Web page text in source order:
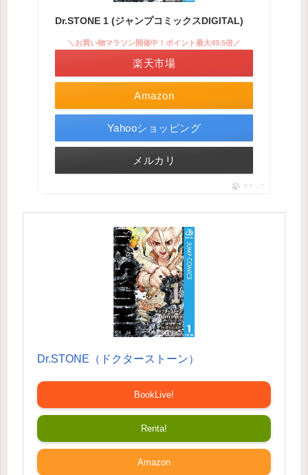
Dr.STONE 1 (ジャンプコミックスDIGITAL)
Amazon
＼お買い物マラソン開催中！ポイント最大49.5倍／
楽天市場
Yahooショッピング
メルカリ
ポチップ
Dr.STONE（ドクターストーン）
BookLive!
Renta!
Amazon